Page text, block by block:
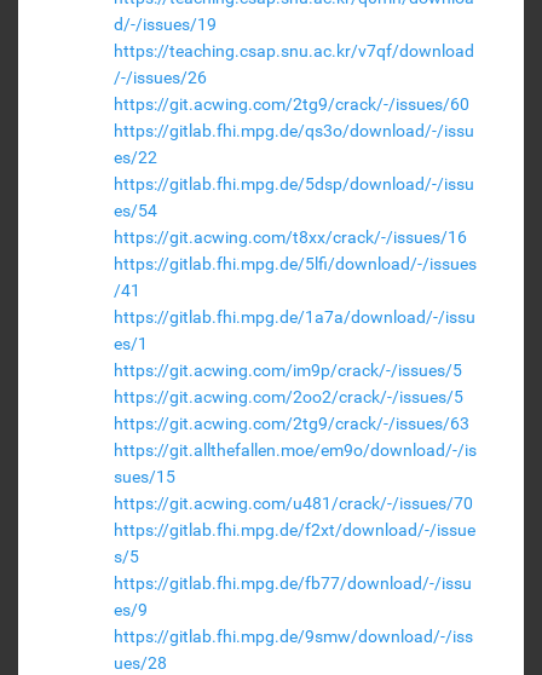
d/-/issues/19
https://teaching.csap.snu.ac.kr/v7qf/download
/-/issues/26
https://git.acwing.com/2tg9/crack/-/issues/60
https://gitlab.fhi.mpg.de/qs3o/download/-/issu
es/22
https://gitlab.fhi.mpg.de/5dsp/download/-/issu
es/54
https://git.acwing.com/t8xx/crack/-/issues/16
https://gitlab.fhi.mpg.de/5lfi/download/-/issues
/41
https://gitlab.fhi.mpg.de/1a7a/download/-/issu
es/1
https://git.acwing.com/im9p/crack/-/issues/5
https://git.acwing.com/2oo2/crack/-/issues/5
https://git.acwing.com/2tg9/crack/-/issues/63
https://git.allthefallen.moe/em9o/download/-/is
sues/15
https://git.acwing.com/u481/crack/-/issues/70
https://gitlab.fhi.mpg.de/f2xt/download/-/issue
s/5
https://gitlab.fhi.mpg.de/fb77/download/-/issu
es/9
https://gitlab.fhi.mpg.de/9smw/download/-/iss
ues/28